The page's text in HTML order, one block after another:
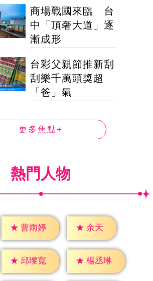
商場戰國來臨 台
中「頂奢大道」逐
漸成形
台彩父親節推新刮
刮樂千萬頭獎超
「爸」氣
更多焦點+
熱門人物
★ 曹雨婷 ★ 余天
★ 邱瓈寬 ★ 楊丞琳